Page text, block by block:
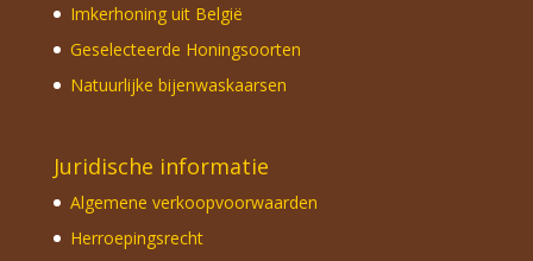
Imkerhoning uit België
Geselecteerde Honingsoorten
Natuurlijke bijenwaskaarsen
Juridische informatie
Algemene verkoopvoorwaarden
Herroepingsrecht